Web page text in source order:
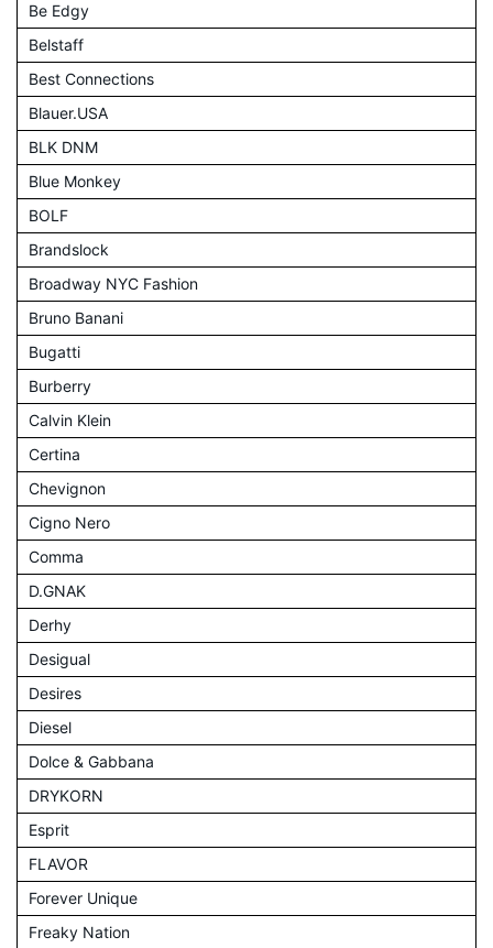
Be Edgy
Belstaff
Best Connections
Blauer.USA
BLK DNM
Blue Monkey
BOLF
Brandslock
Broadway NYC Fashion
Bruno Banani
Bugatti
Burberry
Calvin Klein
Certina
Chevignon
Cigno Nero
Comma
D.GNAK
Derhy
Desigual
Desires
Diesel
Dolce & Gabbana
DRYKORN
Esprit
FLAVOR
Forever Unique
Freaky Nation